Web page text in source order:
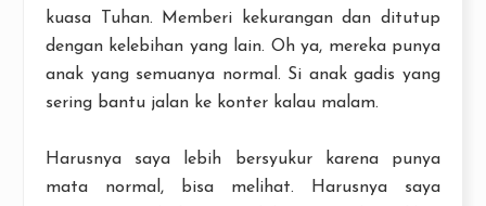
kuasa Tuhan. Memberi kekurangan dan ditutup
dengan kelebihan yang lain. Oh ya, mereka punya
anak yang semuanya normal. Si anak gadis yang
sering bantu jalan ke konter kalau malam.
Harusnya saya lebih bersyukur karena punya
mata normal, bisa melihat. Harusnya saya